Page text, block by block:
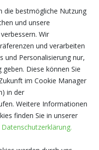
die bestmögliche Nutzung
und unsere
Wir
und verarbeiten
und Personalisierung nur,
geben. Diese können Sie
im Cookie Manager
in der
Weitere Informationen
finden Sie in unserer
Datenschutzerklärung.